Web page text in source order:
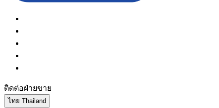
ติดต่อฝ่ายขาย
ไทย Thailand